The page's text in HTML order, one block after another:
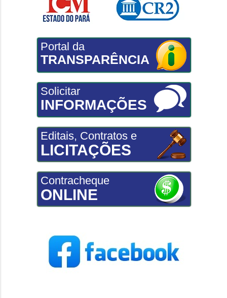
Portal da
TRANSPARÊNCIA
Solicitar
INFORMAÇÕES
Editais, Contratos e
LICITAÇÕES
Contracheque
ONLINE